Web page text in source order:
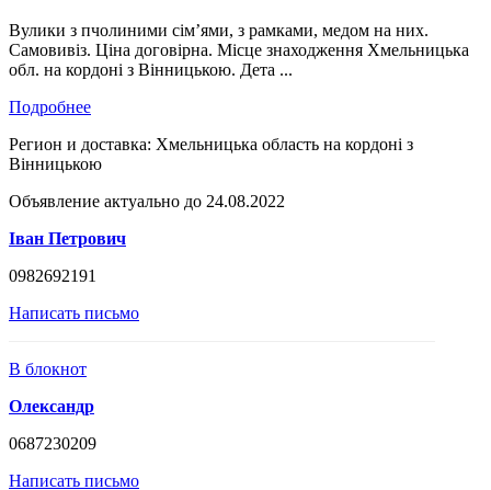
Вулики з пчолиними сім’ями, з рамками, медом на них.
Самовивіз. Ціна договірна. Місце знаходження Хмельницька
обл. на кордоні з Вінницькою. Дета ...
Подробнее
Регион и доставка: Хмельницька область на кордоні з
Вінницькою
Объявление актуально до 24.08.2022
Іван Петрович
0982692191
Написать письмо
В блокнот
Олександр
0687230209
Написать письмо